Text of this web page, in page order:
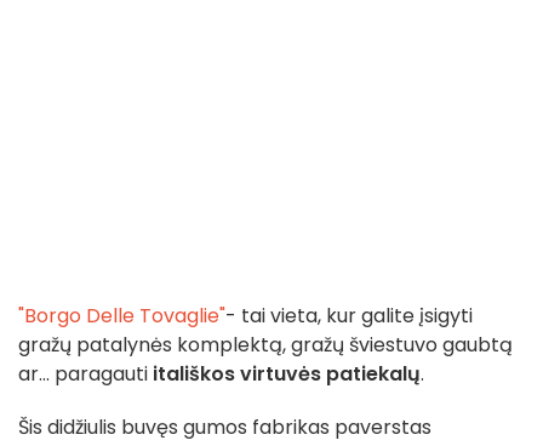
"Borgo Delle Tovaglie"- tai vieta, kur galite įsigyti
gražų patalynės komplektą, gražų šviestuvo gaubtą
ar... paragauti itališkos virtuvės patiekalų.
Šis didžiulis buvęs gumos fabrikas paverstas